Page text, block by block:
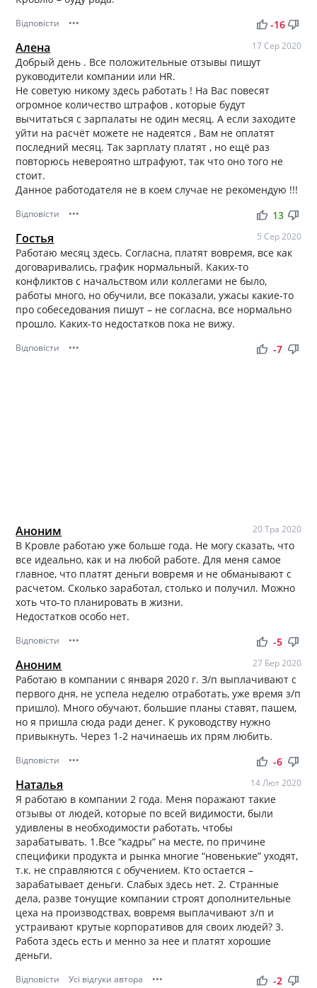
Відповісти ••• thumb_up thumb_down
-16
Алена 17 Сер 2020
Добрый день . Все положительные отзывы пишут
руководители компании или HR.
Не советую никому здесь работать ! На Вас повесят
огромное количество штрафов , которые будут
вычитаться с зарпалаты не один месяц. А если заходите
уйти на расчёт можете не надеятся , Вам не оплатят
последний месяц. Так зарплату платят , но ещё раз
повторюсь невероятно штрафуют, так что оно того не
стоит.
Данное работодателя не в коем случае не рекомендую !!!
Відповісти ••• thumb_up thumb_down
13
Гостья 5 Сер 2020
Работаю месяц здесь. Согласна, платят вовремя, все как
договаривались, график нормальный. Каких-то
конфликтов с начальством или коллегами не было,
работы много, но обучили, все показали, ужасы какие-то
про собеседования пишут – не согласна, все нормально
прошло. Каких-то недостатков пока не вижу.
Відповісти ••• thumb_up thumb_down
-7
Аноним 20 Тра 2020
В Кровле работаю уже больше года. Не могу сказать, что
все идеально, как и на любой работе. Для меня самое
главное, что платят деньги вовремя и не обманывают с
расчетом. Сколько заработал, столько и получил. Можно
хоть что-то планировать в жизни.
Недостатков особо нет.
Відповісти ••• thumb_up thumb_down
-5
Аноним 27 Бер 2020
Работаю в компании с января 2020 г. З/п выплачивают с
первого дня, не успела неделю отработать, уже время з/п
пришло). Много обучают, большие планы ставят, пашем,
но я пришла сюда ради денег. К руководству нужно
привыкнуть. Через 1-2 начинаешь их прям любить.
Відповісти ••• thumb_up thumb_down
-6
Наталья 14 Лют 2020
Я работаю в компании 2 года. Меня поражают такие
отзывы от людей, которые по всей видимости, были
удивлены в необходимости работать, чтобы
зарабатывать. 1.Все “кадры” на месте, по причине
специфики продукта и рынка многие “новенькие” уходят,
т.к. не справляются с обучением. Кто остается –
зарабатывает деньги. Слабых здесь нет. 2. Странные
дела, разве тонущие компании строят дополнительные
цеха на производствах, вовремя выплачивают з/п и
устраивают крутые корпоративов для своих людей? 3.
Работа здесь есть и менно за нее и платят хорошие
деньги.
Відповісти Усі відгуки автора ••• thumb_up thumb_down
-2